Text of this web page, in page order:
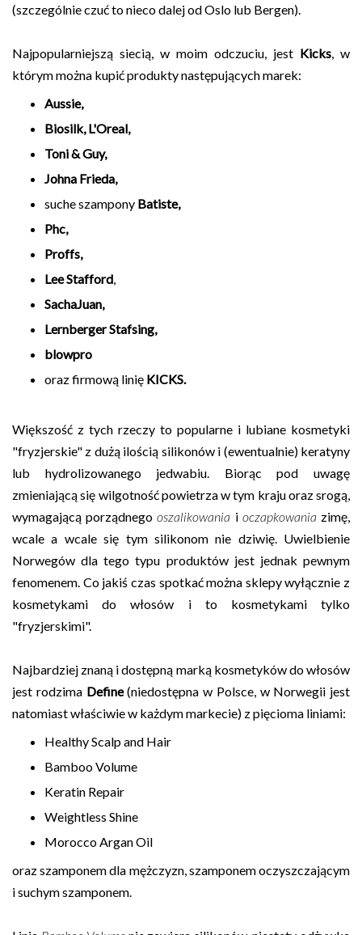
(szczególnie czuć to nieco dalej od Oslo lub Bergen).
Najpopularniejszą siecią, w moim odczuciu, jest Kicks, w
którym można kupić produkty następujących marek:
Aussie,
Biosilk, L'Oreal,
Toni & Guy,
Johna Frieda,
suche szampony Batiste,
Phc,
Proffs,
Lee Stafford,
SachaJuan,
Lernberger Stafsing,
blowpro
oraz firmową linię KICKS.
Większość z tych rzeczy to popularne i lubiane kosmetyki
"fryzjerskie" z dużą ilością silikonów i (ewentualnie) keratyny
lub hydrolizowanego jedwabiu. Biorąc pod uwagę
zmieniającą się wilgotność powietrza w tym kraju oraz srogą,
wymagającą porządnegooszalikowania i oczapkowania zimę,
wcale a wcale się tym silikonom nie dziwię. Uwielbienie
Norwegów dla tego typu produktów jest jednak pewnym
fenomenem. Co jakiś czas spotkać można sklepy wyłącznie z
kosmetykami do włosów i to kosmetykami tylko
"fryzjerskimi".
Najbardziej znaną i dostępną marką kosmetyków do włosów
jest rodzima Define(niedostępna w Polsce, w Norwegii jest
natomiast właściwie w każdym markecie) z pięcioma liniami:
Healthy Scalp and Hair
Bamboo Volume
Keratin Repair
Weightless Shine
Morocco Argan Oil
oraz szamponem dla mężczyzn, szamponem oczyszczającym
i suchym szamponem.